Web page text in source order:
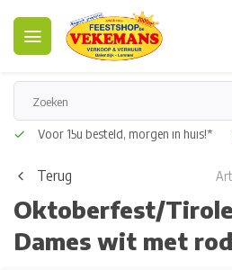
Voor 15u besteld, morgen in huis!*
Terug
Oktoberfest/
Dames wit met